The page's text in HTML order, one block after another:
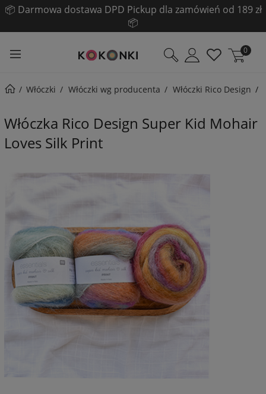
☀️ Pogłębiamy LETNIĄ WYPRZEDAŻ! ☀️ Sprawdź!
0
Włóczki Włóczki wg producenta Włóczki Rico Design
Włóczka Rico Design Super Kid Mohair
Loves Silk Print